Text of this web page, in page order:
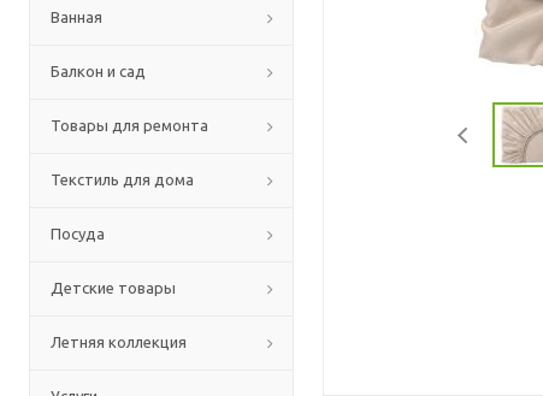
Ванная
Балкон и сад
Товары для ремонта
Текстиль для дома
Посуда
Детские товары
Летняя коллекция